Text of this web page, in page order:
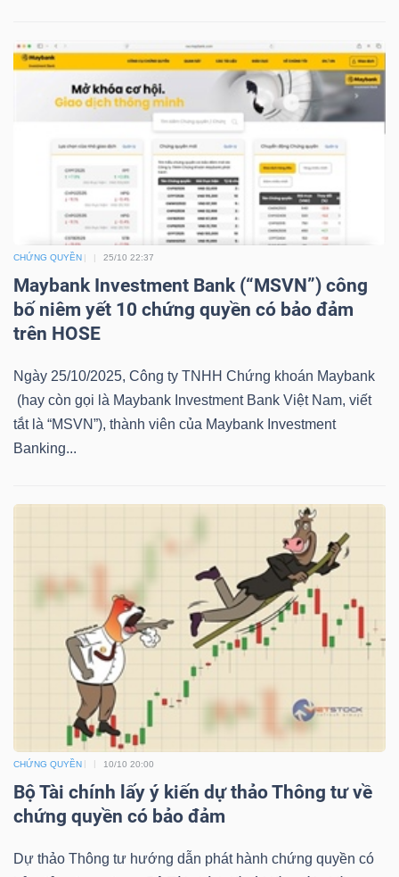
CHỨNG QUYỀN 25/10 22:37
Maybank Investment Bank (“MSVN”) công
bố niêm yết 10 chứng quyền có bảo đảm
trên HOSE
Ngày 25/10/2025, Công ty TNHH Chứng khoán Maybank
(hay còn gọi là Maybank Investment Bank Việt Nam, viết
tắt là “MSVN”), thành viên của Maybank Investment
Banking...
CHỨNG QUYỀN 10/10 20:00
Bộ Tài chính lấy ý kiến dự thảo Thông tư về
chứng quyền có bảo đảm
Dự thảo Thông tư hướng dẫn phát hành chứng quyền có
DÙNG
THIẾT
CHĂM
SÓC
KHỎE
NGHỆ
THÔNG
DỊCH
TRUYỀN